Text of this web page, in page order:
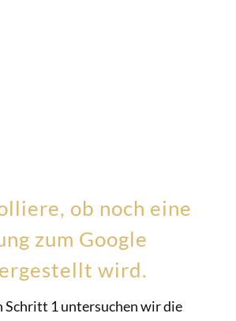
ob noch eine
zum Google
wird.
Schritt 1 untersuchen wir die